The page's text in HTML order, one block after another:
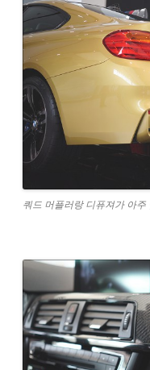
쿼드 머플러랑 디퓨져가 아주